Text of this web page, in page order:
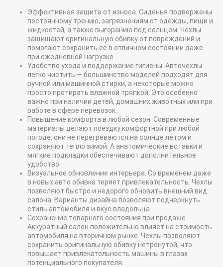
Эффективная защита от износа. Сиденья подвержены
постоянному трению, загрязнениям от одежды, пищи и
жидкостей, а также выгоранию под солнцем. Чехлы
защищают оригинальную обивку от повреждений и
помогают сохранить её в отличном состоянии даже
при ежедневной нагрузке.
Удобство ухода и поддержание гигиены. Авточехлы
легко чистить — большинство моделей подходят для
ручной или машинной стирки, а некоторые можно
просто протирать влажной тряпкой. Это особенно
важно при наличии детей, домашних животных или при
работе в сфере перевозок.
Повышение комфорта в любой сезон. Современные
материалы делают поездку комфортной при любой
погоде: они не перегреваются на солнце летом и
сохраняют тепло зимой. А анатомические вставки и
мягкие подкладки обеспечивают дополнительное
удобство.
Визуальное обновление интерьера. Со временем даже
в новых авто обивка теряет привлекательность. Чехлы
позволяют быстро и недорого обновить внешний вид
салона. Варианты дизайна позволяют подчеркнуть
стиль автомобиля и вкус владельца.
Сохранение товарного состояния при продаже.
Аккуратный салон положительно влияет на стоимость
автомобиля на вторичном рынке. Чехлы позволяют
сохранить оригинальную обивку нетронутой, что
повышает привлекательность машины в глазах
потенциального покупателя.